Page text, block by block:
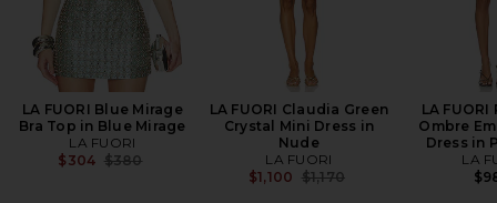
LA FUORI Blue Mirage
Bra Top in Blue Mirage
LA FUORI
$304 Previous price:
$380
LA FUORI Claudia Green
Crystal Mini Dress in
Nude
LA FUORI
$1,100 Previous price:
$1,170
LA
Ombre
Dress in
LA